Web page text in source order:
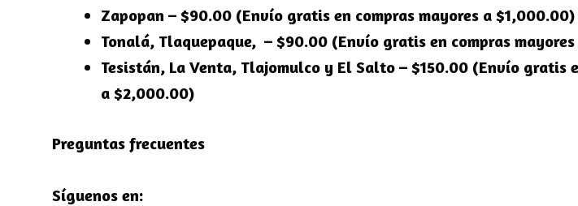
Zapopan – $90.00 (Envío gratis en compras mayores a $1,000.00)
Tonalá, Tlaquepaque, – $90.00 (Envío gratis en compras
Tesistán, La Venta, Tlajomulco y El Salto – $150.00 (Envío gratis
a $2,000.00)
Preguntas frecuentes
Síguenos en: